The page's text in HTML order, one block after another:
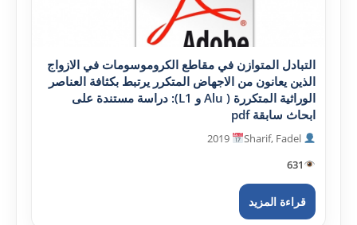
التبادل المتوازن في مقاطع الكروموسومات في الازواج
الذين يعانون من الاجهاض المتكرر يرتبط بكثافة العناصر
الوراثية المتكررة ( Alu و L1): دراسة مستندة على
ابحاث سابقة pdf
631
قراءة المزيد